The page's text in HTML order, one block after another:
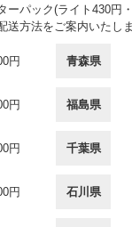
パック(ライト430円
方法をご案内いたしま
円 青森県
円 福島県
円 千葉県
円 石川県